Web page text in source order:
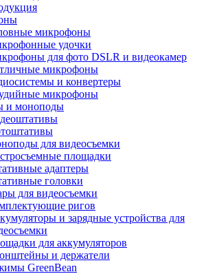
микрофоны
удочки
для фото DSLR и видеокамер
микрофоны
и конвертеры
микрофоны
и моноподы
для видеосъемки
площадки
адаптеры
головки
для видеосъемки
ригов
и зарядные устройства для
для аккумуляторов
и держатели
GreenBean